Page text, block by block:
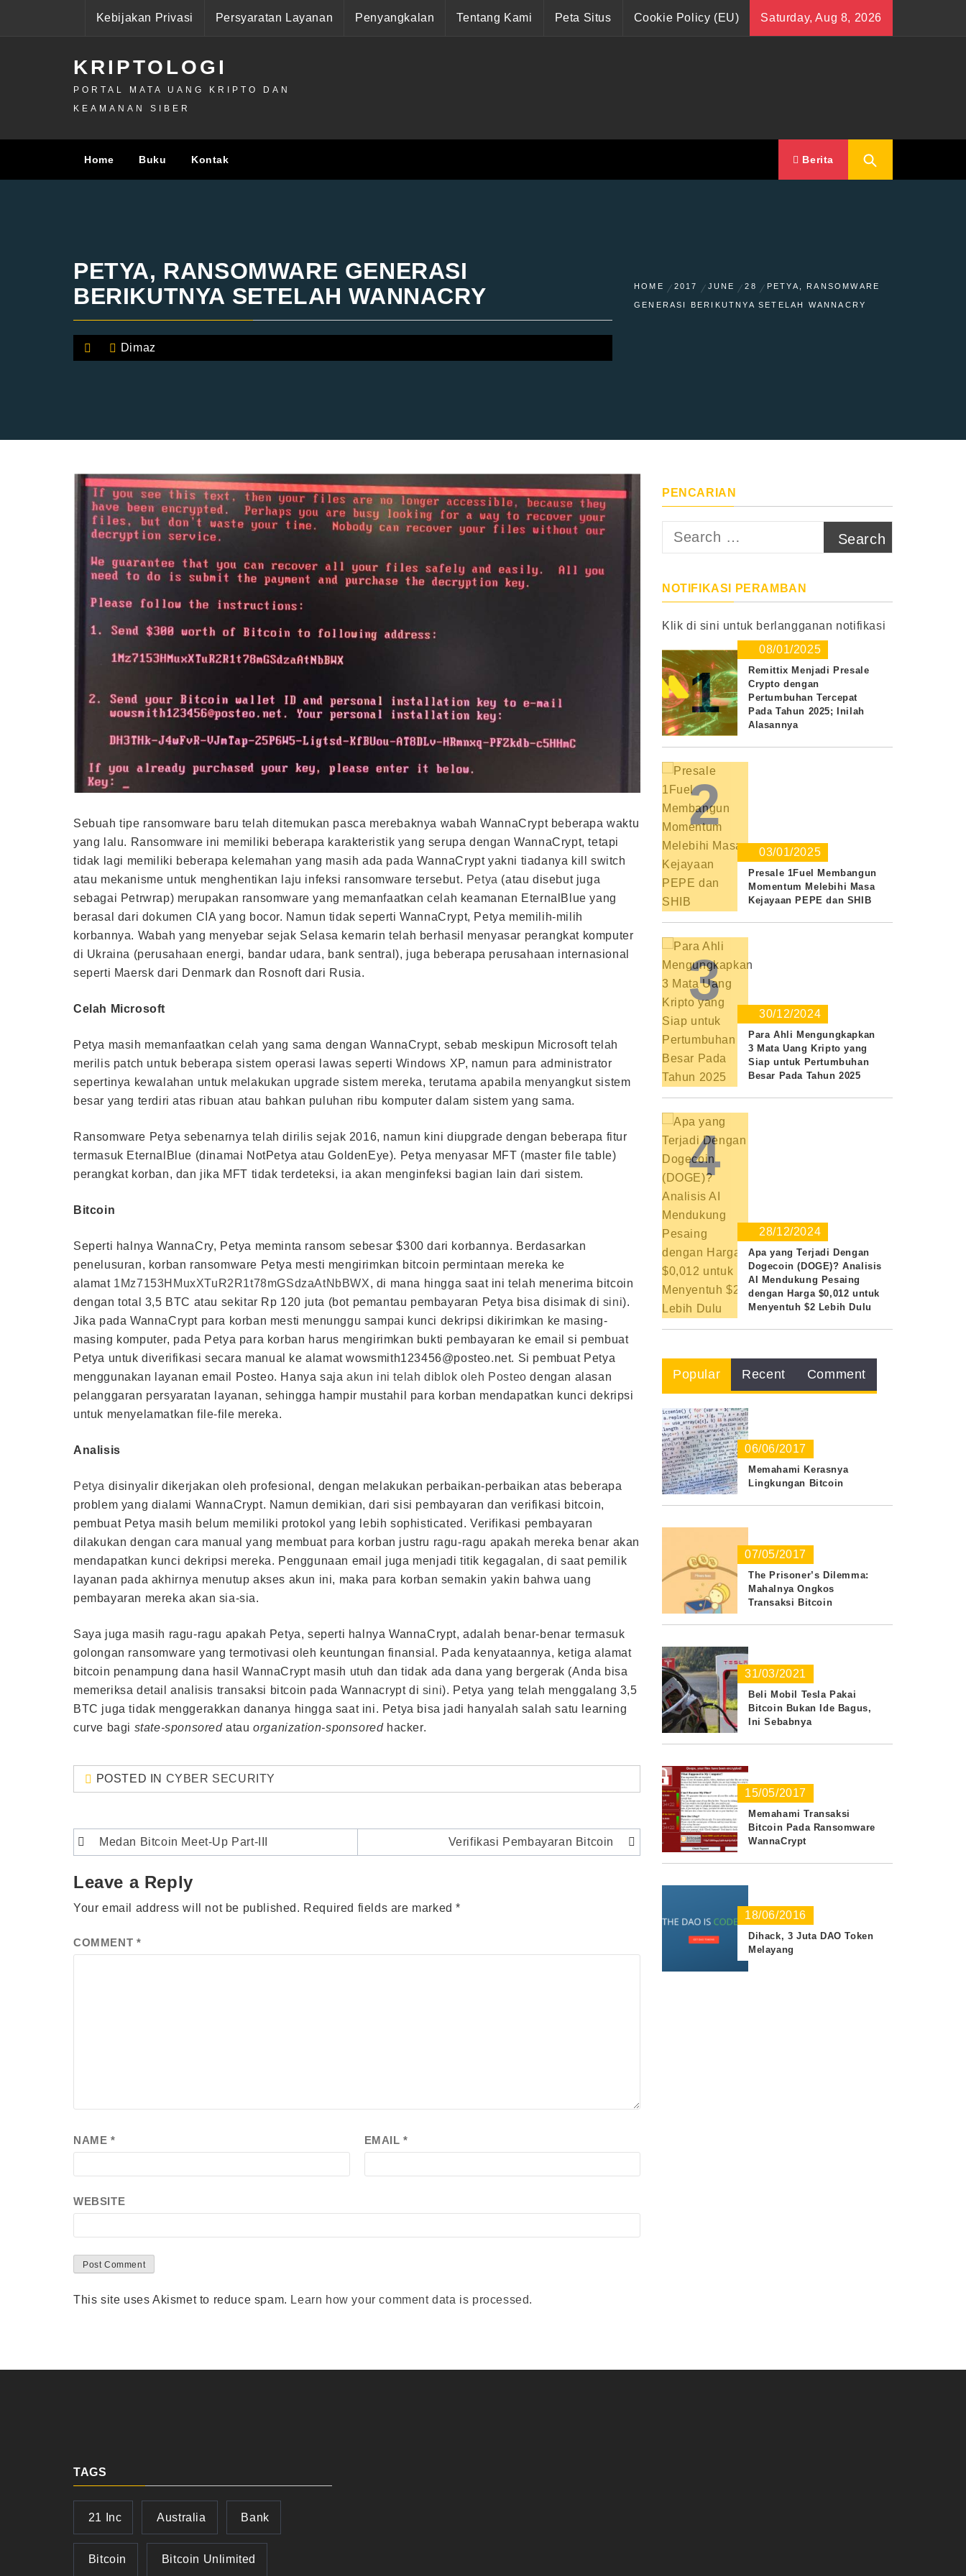
Kebijakan Privasi Persyaratan Layanan Penyangkalan Tentang Kami Peta Situs Cookie Policy (EU) Saturday, Aug 8, 2026
KRIPTOLOGI
PORTAL MATA UANG KRIPTO DAN
KEAMANAN SIBER
Home Buku Kontak Berita
PETYA, RANSOMWARE GENERASI
BERIKUTNYA SETELAH WANNACRY
Dimaz
HOME 2017 JUNE 28 PETYA, RANSOMWARE
GENERASI BERIKUTNYA SETELAH WANNACRY
Sebuah tipe ransomware baru telah ditemukan pasca merebaknya wabah WannaCrypt beberapa waktu
yang lalu. Ransomware ini memiliki beberapa karakteristik yang serupa dengan WannaCrypt, tetapi
tidak lagi memiliki beberapa kelemahan yang masih ada pada WannaCrypt yakni tiadanya kill switch
atau mekanisme untuk menghentikan laju infeksi ransomware tersebut. Petya (atau disebut juga
sebagai Petrwrap) merupakan ransomware yang memanfaatkan celah keamanan EternalBlue yang
berasal dari dokumen CIA yang bocor. Namun tidak seperti WannaCrypt, Petya memilih-milih
korbannya. Wabah yang menyebar sejak Selasa kemarin telah berhasil menyasar perangkat komputer
di Ukraina (perusahaan energi, bandar udara, bank sentral), juga beberapa perusahaan internasional
seperti Maersk dari Denmark dan Rosnoft dari Rusia.
Celah Microsoft
Petya masih memanfaatkan celah yang sama dengan WannaCrypt, sebab meskipun Microsoft telah
merilis patch untuk beberapa sistem operasi lawas seperti Windows XP, namun para administrator
sepertinya kewalahan untuk melakukan upgrade sistem mereka, terutama apabila menyangkut sistem
besar yang terdiri atas ribuan atau bahkan puluhan ribu komputer dalam sistem yang sama.
Ransomware Petya sebenarnya telah dirilis sejak 2016, namun kini diupgrade dengan beberapa fitur
termasuk EternalBlue (dinamai NotPetya atau GoldenEye). Petya menyasar MFT (master file table)
perangkat korban, dan jika MFT tidak terdeteksi, ia akan menginfeksi bagian lain dari sistem.
Bitcoin
Seperti halnya WannaCry, Petya meminta ransom sebesar $300 dari korbannya. Berdasarkan
penelusuran, korban ransomware Petya mesti mengirimkan bitcoin permintaan mereka ke
alamat 1Mz7153HMuxXTuR2R1t78mGSdzaAtNbBWX, di mana hingga saat ini telah menerima bitcoin
dengan total 3,5 BTC atau sekitar Rp 120 juta (bot pemantau pembayaran Petya bisa disimak di sini).
Jika pada WannaCrypt para korban mesti menunggu sampai kunci dekripsi dikirimkan ke masing-
masing komputer, pada Petya para korban harus mengirimkan bukti pembayaran ke email si pembuat
Petya untuk diverifikasi secara manual ke alamat wowsmith123456@posteo.net. Si pembuat Petya
menggunakan layanan email Posteo. Hanya sajaakun ini telah diblok oleh Posteo dengan alasan
pelanggaran persyaratan layanan, sehingga hampir mustahil para korban mendapatkan kunci dekripsi
untuk menyelamatkan file-file mereka.
Analisis
Petya disinyalir dikerjakan oleh profesional, dengan melakukan perbaikan-perbaikan atas beberapa
problem yang dialami WannaCrypt. Namun demikian, dari sisi pembayaran dan verifikasi bitcoin,
pembuat Petya masih belum memiliki protokol yang lebih sophisticated. Verifikasi pembayaran
dilakukan dengan cara manual yang membuat para korban justru ragu-ragu apakah mereka benar akan
mendapatkan kunci dekripsi mereka. Penggunaan email juga menjadi titik kegagalan, di saat pemilik
layanan pada akhirnya menutup akses akun ini, maka para korban semakin yakin bahwa uang
pembayaran mereka akan sia-sia.
Saya juga masih ragu-ragu apakah Petya, seperti halnya WannaCrypt, adalah benar-benar termasuk
golongan ransomware yang termotivasi oleh keuntungan finansial. Pada kenyataannya, ketiga alamat
bitcoin penampung dana hasil WannaCrypt masih utuh dan tidak ada dana yang bergerak (Anda bisa
memeriksa detail analisis transaksi bitcoin pada Wannacrypt di sini). Petya yang telah menggalang 3,5
BTC juga tidak menggerakkan dananya hingga saat ini. Petya bisa jadi hanyalah salah satu learning
curve bagi state-sponsoredatauorganization-sponsoredhacker.
POSTED IN CYBER SECURITY
Post
navigation
Medan Bitcoin Meet-Up Part-III Verifikasi Pembayaran Bitcoin
Leave a Reply
Your email address will not be published. Required fields are marked*
COMMENT *
NAME * EMAIL*
WEBSITE
This site uses Akismet to reduce spam. Learn how your comment data is processed.
PENCARIAN
Search
NOTIFIKASI PERAMBAN
Klik di sini untuk berlangganan notifikasi
1
08/01/2025
Remittix Menjadi Presale
Crypto dengan
Pertumbuhan Tercepat
Pada Tahun 2025; Inilah
Alasannya
2
03/01/2025
Presale 1Fuel Membangun
Momentum Melebihi Masa
Kejayaan PEPE dan SHIB
3
30/12/2024
Para Ahli Mengungkapkan
3 Mata Uang Kripto yang
Siap untuk Pertumbuhan
Besar Pada Tahun 2025
4
28/12/2024
Apa yang Terjadi Dengan
Dogecoin (DOGE)? Analisis
AI Mendukung Pesaing
dengan Harga $0,012 untuk
Menyentuh $2 Lebih Dulu
Popular Recent Comment
06/06/2017
Memahami Kerasnya
Lingkungan Bitcoin
07/05/2017
The Prisoner’s Dilemma:
Mahalnya Ongkos
Transaksi Bitcoin
31/03/2021
Beli Mobil Tesla Pakai
Bitcoin Bukan Ide Bagus,
Ini Sebabnya
15/05/2017
Memahami Transaksi
Bitcoin Pada Ransomware
WannaCrypt
18/06/2016
Dihack, 3 Juta DAO Token
Melayang
TAGS
21 Inc Australia Bank
Bitcoin Bitcoin Unlimited